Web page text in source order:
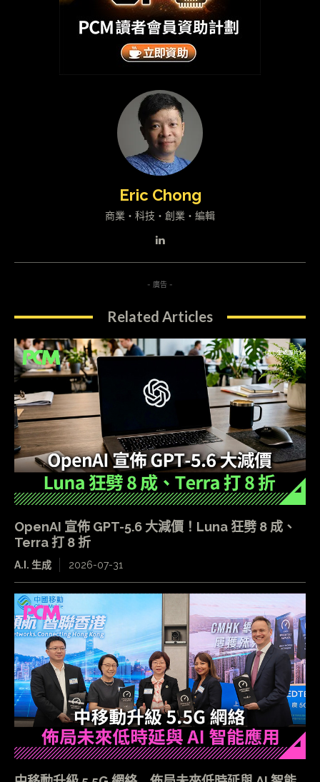
Eric Chong
商業・科技・創業・編輯
- 廣告 -
Related Articles
OpenAI 宣佈 GPT-5.6 大減價！Luna 狂劈 8 成、
Terra 打 8 折
A.I. 生成 2026-07-31